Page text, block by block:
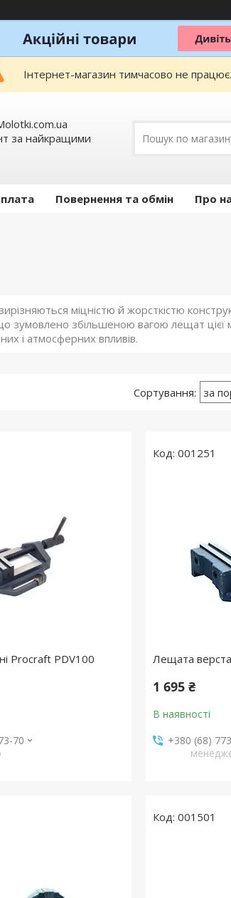
Інтернет-магазин тимчасово не
за найкращими
Повернення та обмін Про
міцністю й жорсткістю
зумовлено збільшеною вагою лещат
і атмосферних впливів.
Procraft PDV100
70
001251
Лещата
1 695 ₴
В наявності
+380 (68)
001501